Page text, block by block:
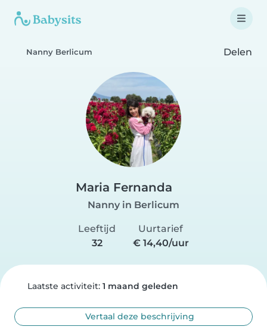
Nanny Berlicum Delen
Maria Fernanda
Nanny in Berlicum
Leeftijd
32
Uurtarief
€ 14,40/uur
Laatste activiteit: 1 maand geleden
Vertaal deze beschrijving